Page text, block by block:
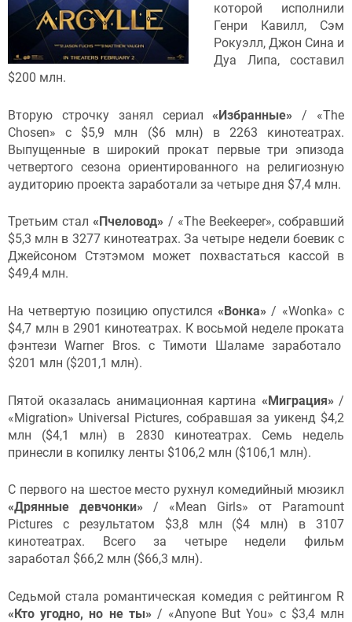
которой исполнили
Генри Кавилл, Сэм
Рокуэлл, Джон Сина и
Дуа Липа, составил
$200 млн.
Вторую строчку занял сериал«Избранные» / «The
Chosen» с $5,9 млн ($6 млн) в 2263 кинотеатрах.
Выпущенные в широкий прокат первые три эпизода
четвертого сезона ориентированного на религиозную
аудиторию проекта заработали за четыре дня $7,4 млн.
Третьим стал«Пчеловод» / «The Beekeeper», собравший
$5,3 млн в 3277 кинотеатрах. За четыре недели боевик с
Джейсоном Стэтэмом может похвастаться кассой в
$49,4 млн.
На четвертую позицию опустился«Вонка» / «Wonka» с
$4,7 млн в 2901 кинотеатрах. К восьмой неделе проката
фэнтези Warner Bros. с Тимоти Шаламе заработало
$201 млн ($201,1 млн).
Пятой оказалась анимационная картина «Миграция» /
«Migration» Universal Pictures, собравшая за уикенд $4,2
млн ($4,1 млн) в 2830 кинотеатрах. Семь недель
принесли в копилку ленты $106,2 млн ($106,1 млн).
С первого на шестое место рухнул комедийный мюзикл
«Дрянные девчонки» / «Mean Girls» от Paramount
Pictures с результатом $3,8 млн ($4 млн) в 3107
кинотеатрах. Всего за четыре недели фильм
заработал $66,2 млн ($66,3 млн).
Седьмой стала романтическая комедия с рейтингом R
«Кто угодно, но не ты» / «Anyone But You» c $3,4 млн